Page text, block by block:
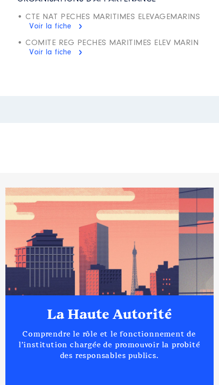
• CTE NAT PECHES MARITIMES ELEVAGEMARINS
Voir la fiche
• COMITE REG PECHES MARITIMES ELEV MARIN
Voir la fiche
La Haute Autorité
Comprendre le rôle et le fonctionnement de
l’institution chargée de promouvoir la probité
des responsables publics.